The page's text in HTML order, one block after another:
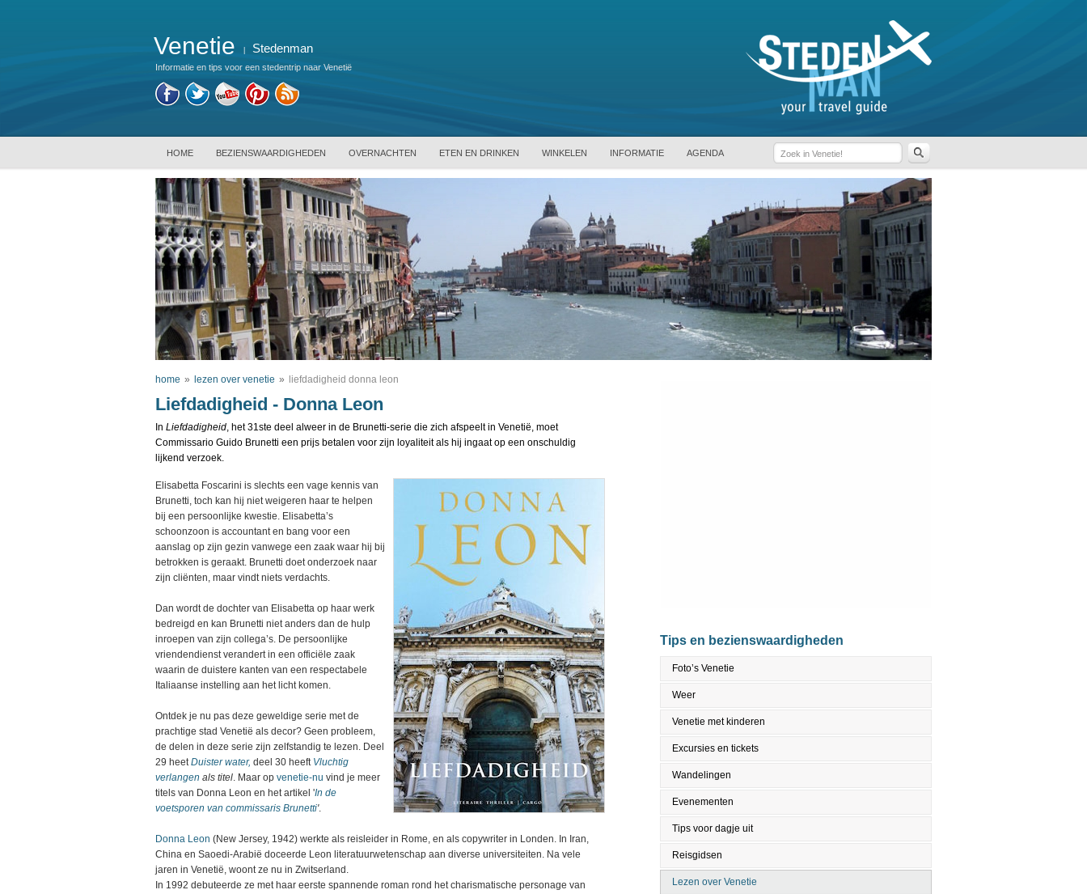
Venetie Stedenman
Informatie en tips voor een stedentrip naar Venetië
HOME BEZIENSWAARDIGHEDEN OVERNACHTEN ETEN EN DRINKEN WINKELEN INFORMATIE AGENDA
home » lezen over venetie » liefdadigheid donna leon
Liefdadigheid - Donna Leon
In Liefdadigheid, het 31ste deel alweer in de Brunetti-serie die zich afspeelt in Venetië, moet
Commissario Guido Brunetti een prijs betalen voor zijn loyaliteit als hij ingaat op een onschuldig
lijkend verzoek.
Elisabetta Foscarini is slechts een vage kennis van
Brunetti, toch kan hij niet weigeren haar te helpen
bij een persoonlijke kwestie. Elisabetta’s
schoonzoon is accountant en bang voor een
aanslag op zijn gezin vanwege een zaak waar hij bij
betrokken is geraakt. Brunetti doet onderzoek naar
zijn cliënten, maar vindt niets verdachts.
Dan wordt de dochter van Elisabetta op haar werk
bedreigd en kan Brunetti niet anders dan de hulp
inroepen van zijn collega’s. De persoonlijke
vriendendienst verandert in een officiële zaak
waarin de duistere kanten van een respectabele
Italiaanse instelling aan het licht komen.
Ontdek je nu pas deze geweldige serie met de
prachtige stad Venetië als decor? Geen probleem,
de delen in deze serie zijn zelfstandig te lezen. Deel
29 heetDuister water, deel 30 heeft Vluchtig
verlangen als titel. Maar op venetie-nu vind je meer
titels van Donna Leon en het artikel 'In de
voetsporen van commissaris Brunetti'.
Donna Leon (New Jersey, 1942) werkte als reisleider in Rome, en als copywriter in Londen. In Iran,
China en Saoedi-Arabië doceerde Leon literatuurwetenschap aan diverse universiteiten. Na vele
jaren in Venetië, woont ze nu in Zwitserland.
In 1992 debuteerde ze met haar eerste spannende roman rond het charismatische personage van
Tips en bezienswaardigheden
Foto’s Venetie
Weer
Venetie met kinderen
Excursies en tickets
Wandelingen
Evenementen
Tips voor dagje uit
Reisgidsen
Lezen over Venetie